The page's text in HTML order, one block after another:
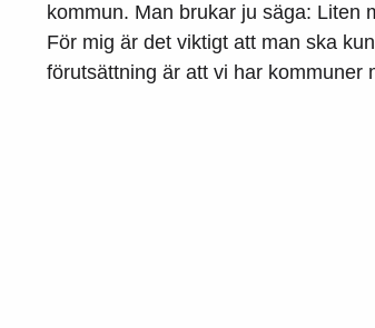
kommun. Man brukar ju säga: Liten
För mig är det viktigt att man ska
förutsättning är att vi har kommuner